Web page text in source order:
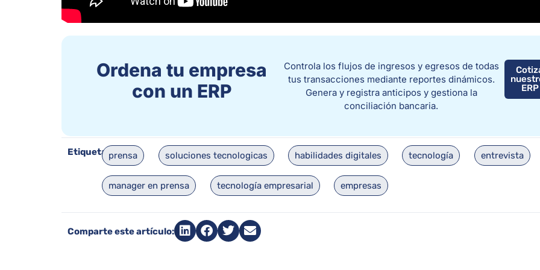
Ordena tu empresa
con un ERP
Controla los flujos de ingresos y egresos de todas
tus transacciones mediante reportes dinámicos.
Genera y registra anticipos y gestiona la
conciliación bancaria.
ERP
Etiquetas:prensa soluciones tecnologicas habilidades digitales tecnología entrevista
manager en prensa tecnología empresarial empresas
Comparte este artículo: